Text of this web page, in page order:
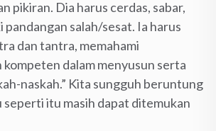
pikiran. Dia harus cerdas, sabar,
pandangan salah/sesat. Ia harus
dan tantra, memahami
kompeten dalam menyusun serta
naskah.” Kita sungguh beruntung
itu masih dapat ditemukan